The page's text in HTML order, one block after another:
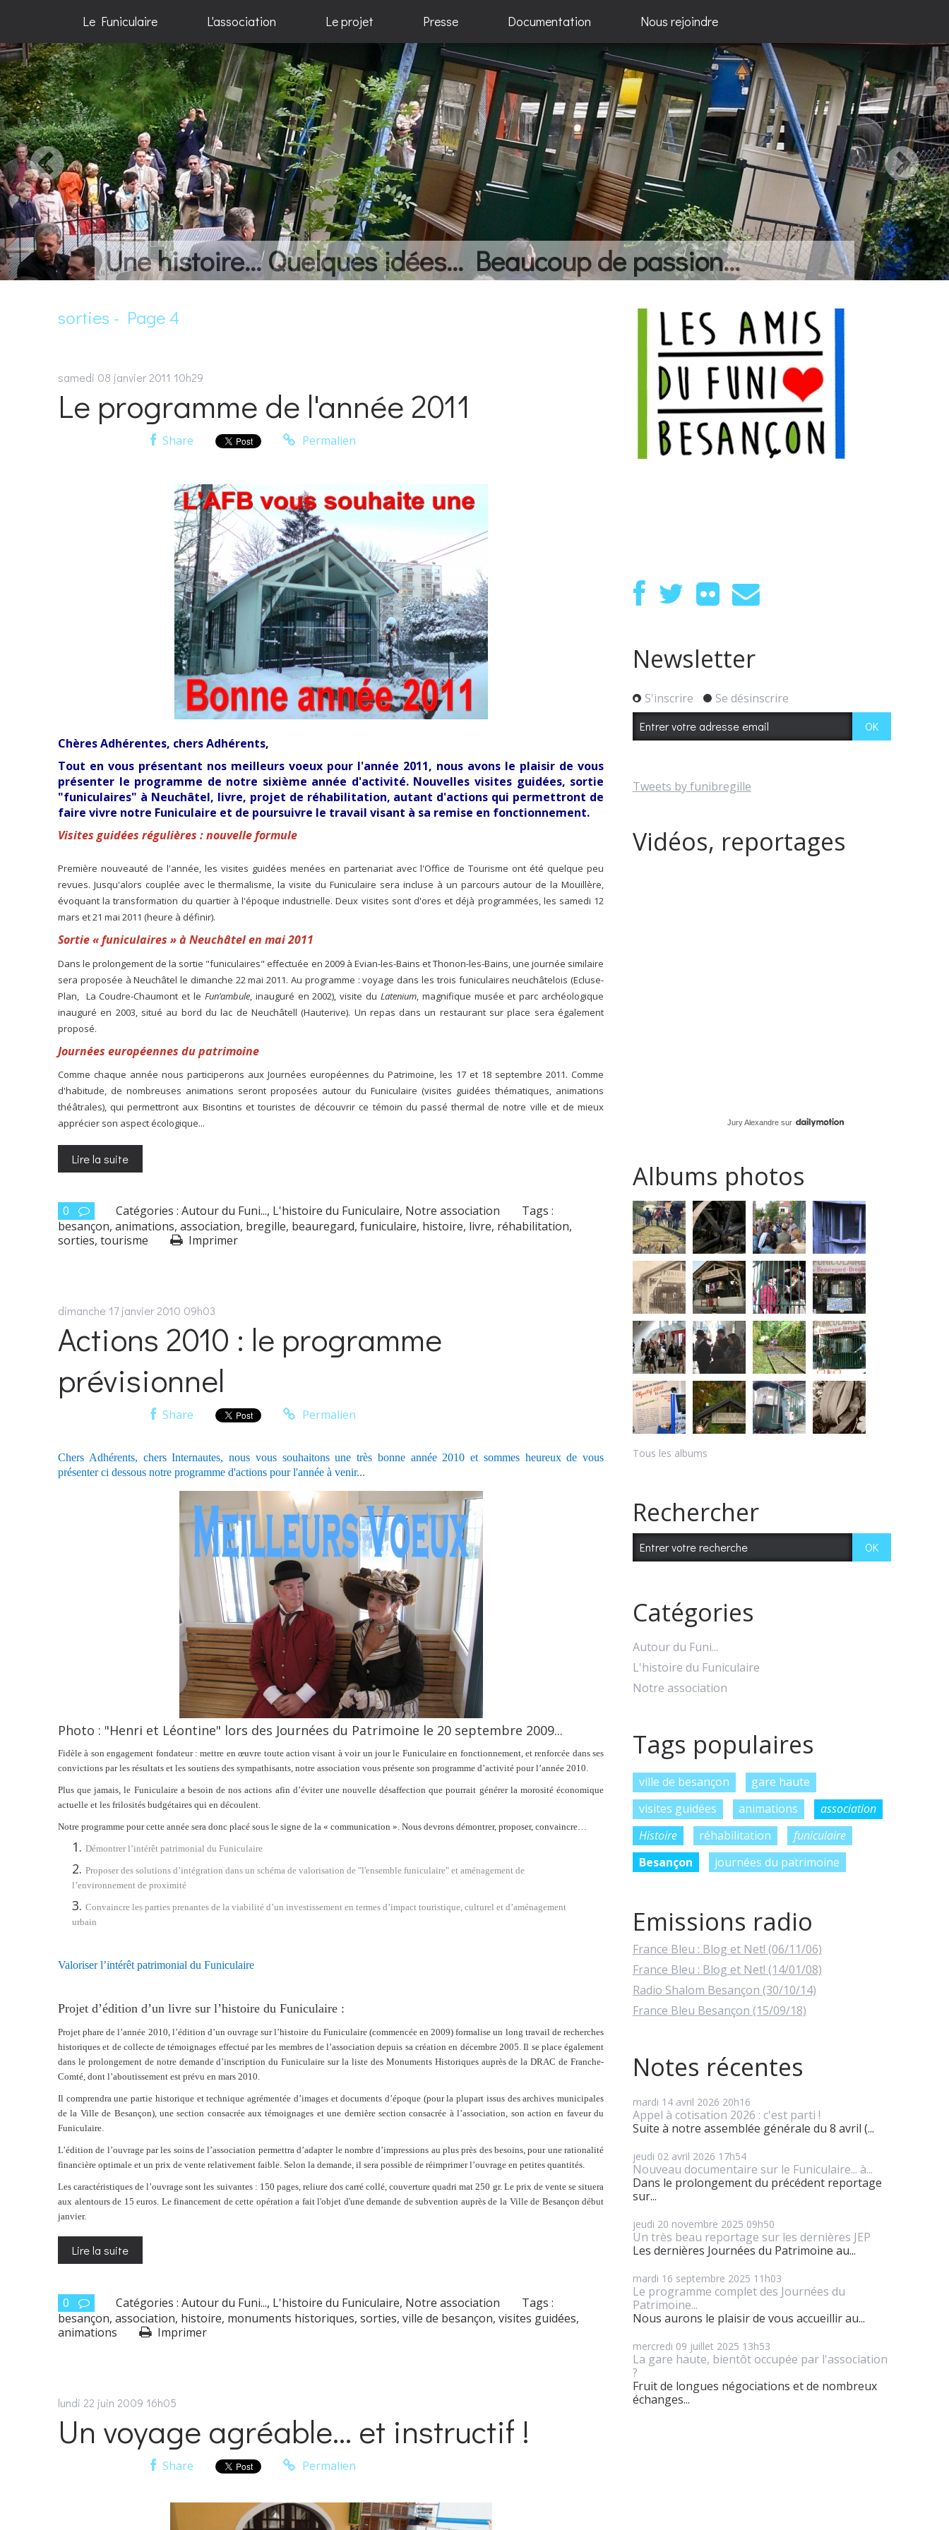
Le Funiculaire L'association Le projet Presse Documentation Nous rejoindre
Une histoire... Quelques idées... Beaucoup de passion...
sorties - Page 4
samedi 08 janvier 2011 10h29
Le programme de l'année 2011
Share Permalien
Chères Adhérentes, chers Adhérents,
Tout en vous présentant nos meilleurs voeux pour l'année 2011, nous avons le plaisir de vous
présenter le programme de notre sixième année d'activité. Nouvelles visites guidées, sortie
"funiculaires" à Neuchâtel, livre, projet de réhabilitation, autant d'actions qui permettront de
faire vivre notre Funiculaire et de poursuivre le travail visant à sa remise en fonctionnement.
Visites guidées régulières : nouvelle formule
Première nouveauté de l'année, les visites guidées menées en partenariat avec l'Office de Tourisme ont été quelque peu
revues. Jusqu'alors couplée avec le thermalisme, la visite du Funiculaire sera incluse à un parcours autour de la Mouillère,
évoquant la transformation du quartier à l'époque industrielle. Deux visites sont d'ores et déjà programmées, les samedi 12
mars et 21 mai 2011 (heure à définir).
Sortie « funiculaires » à Neuchâtel en mai 2011
Dans le prolongement de la sortie "funiculaires" effectuée en 2009 à Evian-les-Bains et Thonon-les-Bains, une journée similaire
sera proposée à Neuchâtel le dimanche 22 mai 2011. Au programme : voyage dans les trois funiculaires neuchâtelois (Ecluse-
Plan, La Coudre-Chaumont et le Fun’ambule, inauguré en 2002), visite du Latenium, magnifique musée et parc archéologique
inauguré en 2003, situé au bord du lac de Neuchâtell (Hauterive). Un repas dans un restaurant sur place sera également
proposé.
Journées européennes du patrimoine
Comme chaque année nous participerons aux Journées européennes du Patrimoine, les 17 et 18 septembre 2011. Comme
d'habitude, de nombreuses animations seront proposées autour du Funiculaire (visites guidées thématiques, animations
théâtrales), qui permettront aux Bisontins et touristes de découvrir ce témoin du passé thermal de notre ville et de mieux
apprécier son aspect écologique...
Lire la suite
0 Catégories :Autour du Funi..., L'histoire du Funiculaire, Notre association
Tags :
besançon, animations, association, bregille, beauregard, funiculaire, histoire, livre, réhabilitation,
sorties, tourisme Imprimer
dimanche 17 janvier 2010 09h03
Actions 2010 : le programme
prévisionnel
Share Permalien
Chers Adhérents, chers Internautes, nous vous souhaitons une très bonne année 2010 et sommes heureux de vous
présenter ci dessous notre programme d'actions pourl'année à venir...
Photo : "Henri et Léontine" lors des Journées du Patrimoine le 20 septembre 2009...
Fidèle à son engagement fondateur : mettre en œuvre toute action visant à voir un jour le Funiculaire en fonctionnement, et renforcée dans ses
convictions par les résultats et les soutiens des sympathisants, notre association vous présente son programme d’activité pour l’année 2010.
Plus que jamais, le Funiculaire a besoin de nos actions afin d’éviter une nouvelle désaffection que pourrait générer la morosité économique
actuelle et les frilosités budgétaires qui en découlent.
Notre programme pour cette année sera donc placé sous le signe de la « communication ». Nous devrons démontrer, proposer, convaincre…
Démontrer l’intérêt patrimonial du Funiculaire
Proposer des solutions d’intégration dans un schéma de valorisation de "l'ensemble funiculaire" et aménagement de
l’environnement de proximité
Convaincre les parties prenantes de la viabilité d’un investissement en termes d’impact touristique, culturel et d’aménagement
urbain
Valoriser l’intérêt patrimonial du Funiculaire
Projet d’édition d’un livre sur l’histoire du Funiculaire :
Projet phare de l’année 2010, l’édition d’un ouvrage sur l’histoire du Funiculaire (commencée en 2009) formalise un long travail de recherches
historiques et de collecte de témoignages effectué par les membres de l’association depuis sa création en décembre 2005. Il se place également
dans le prolongement de notre demande d’inscription du Funiculaire sur la liste des Monuments Historiques auprès de la DRAC de Franche-
Comté, dont l’aboutissement est prévu en mars 2010.
Il comprendra une partie historique et technique agrémentée d’images et documents d’époque (pour la plupart issus des archives municipales
de la Ville de Besançon), une section consacrée aux témoignages et une dernière section consacrée à l’association, son action en faveur du
Funiculaire.
L’édition de l’ouvrage par les soins de l’association permettra d’adapter le nombre d’impressions au plus près des besoins, pour une rationalité
financière optimale et un prix de vente relativement faible. Selon la demande, il sera possible de réimprimer l’ouvrage en petites quantités.
Les caractéristiques de l’ouvrage sont les suivantes : 150 pages, reliure dos carré collé, couverture quadri mat 250 gr. Le prix de vente se situera
aux alentours de 15 euros. Le financement de cette opération a fait l'objet d'une demande de subvention auprès de la Ville de Besançon début
janvier.
Lire la suite
0 Catégories :Autour du Funi..., L'histoire du Funiculaire, Notre association
Tags :
besançon, association, histoire, monuments historiques, sorties, ville de besançon, visites guidées,
animations
Imprimer
lundi 22 juin 2009 16h05
Un voyage agréable... et instructif !
Share Permalien
Newsletter
S'inscrire Se désinscrire
Tweets by funibregille
Vidéos, reportages
Jury Alexandresur
Albums photos
Tous les albums
Rechercher
Catégories
Autour du Funi...
L'histoire du Funiculaire
Notre association
Tags populaires
ville de besançon
gare haute
visites guidées
animations
association
Histoire
réhabilitation
funiculaire
Besançon
journées du patrimoine
Emissions radio
France Bleu : Blog et Net! (06/11/06)
France Bleu : Blog et Net! (14/01/08)
Radio Shalom Besançon (30/10/14)
France Bleu Besançon (15/09/18)
Notes récentes
mardi 14 avril 2026 20h16
Appel à cotisation 2026 : c'est parti !
Suite à notre assemblée générale du 8 avril (...
jeudi 02 avril 2026 17h54
Nouveau documentaire sur le Funiculaire... à...
Dans le prolongement du précédent reportage
sur...
jeudi 20 novembre 2025 09h50
Un très beau reportage sur les dernières JEP
Les dernières Journées du Patrimoine au...
mardi 16 septembre 2025 11h03
Le programme complet des Journées du
Patrimoine...
Nous aurons le plaisir de vous accueillir au...
mercredi 09 juillet 2025 13h53
La gare haute, bientôt occupée par l'association
?
Fruit de longues négociations et de nombreux
échanges...